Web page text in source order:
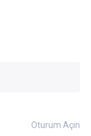
Oturum Açın